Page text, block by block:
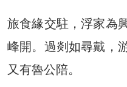
旅食緣交駐，浮家為
峰開。過剡如尋戴，
又有魯公陪。